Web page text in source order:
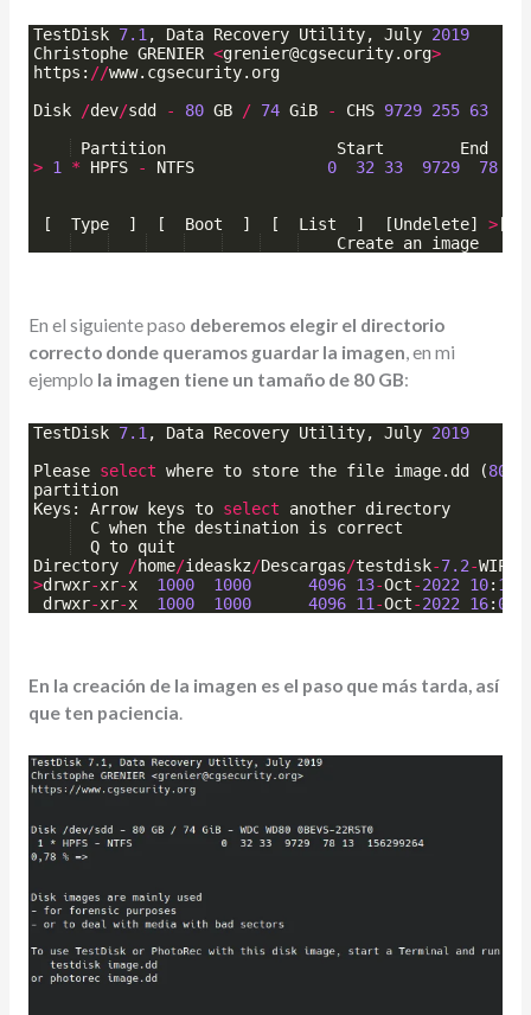
TestDisk 7.1 , Data Recovery Utility, July 2019
Christophe GRENIER <grenier@cgsecurity. org>
https : //www. cgsecurity. org
Disk
/dev/sdd - 80 GB / 74 GiB - CHS 9729 255 63
Partition
Start End
> 1 * HPFS - NTFS 0 32 33 9729 78
[ Type ] [ Boot ] [ List ] [Undelete] >[
Create an image
En el siguiente paso deberemos elegir el directorio
correcto donde queramos guardar la imagen, en mi
ejemplo la imagen tiene un tamaño de 80 GB:
TestDisk 7.1 , Data Recovery Utility, July 2019
Please select where to store the file image. dd (
partition
Keys : Arrow keys to select another directory
C when the destination is
correct
Q to quit
Directory
/home/ideaskz/Descargas/testdisk-7.2-WIP
>drwxr-xr-x 1000 1000 4096 13-Oct-2022 10: 16
drwxr-xr-x 1000 1000 4096 11 -Oct-2022 16: 06
En la creación de la imagen es el paso que más tarda, así
que ten paciencia.